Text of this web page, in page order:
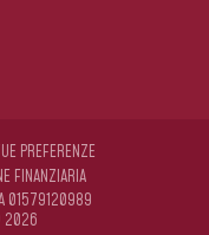
01579120989
2026
PREFERENZE
FINANZIARIA